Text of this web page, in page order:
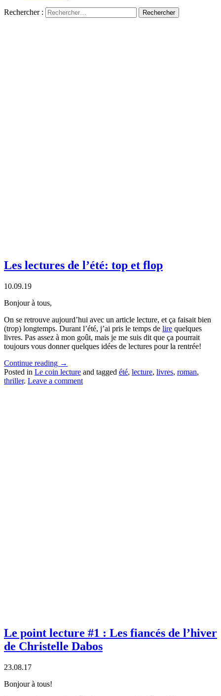
Rechercher :
Les lectures de l’été: top et flop
10.09.19
Bonjour à tous,
On se retrouve aujourd’hui avec un article lecture, et ça faisait bien
(trop) longtemps. Durant l’été, j’ai pris le temps de lire quelques
livres. Pas assez à mon goût, mais je me suis dit que ça pourrait
toujours vous donner quelques idées de lectures pour la rentrée!
Continue reading →
Posted in Le coin lecture and tagged été, lecture, livres, roman,
thriller. Leave a comment
Le point lecture #1 : Les fiancés de l’hiver
de Christelle Dabos
23.08.17
Bonjour à tous!